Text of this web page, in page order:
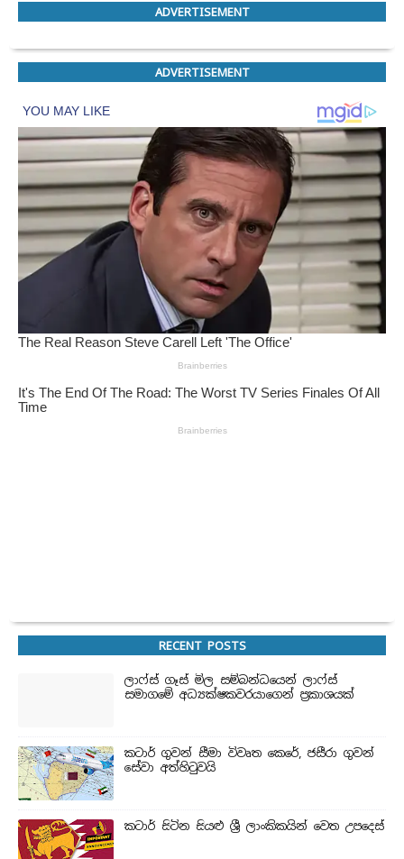
ADVERTISEMENT
ADVERTISEMENT
RECENT POSTS
ලාෆ්ස් ගෑස් මිල සම්බන්ධයෙන් ලාෆ්ස්
සමාගමේ අධ්‍යක්ෂකවරයාගෙන් ප්‍රකාශයක්
කටාර් ගුවන් සීමා විවෘත කෙරේ, ජසීරා ගුවන්
සේවා අත්හි‍ටුවයි
කටාර් සිටින සියළු ශ්‍රී ලාංකිකයින් වෙත උපදෙස්